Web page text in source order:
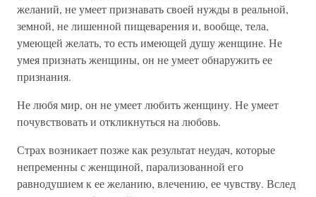
желаний, не умеет признавать своей нужды в реальной,
земной, не лишенной пищеварения и, вообще, тела,
умеющей желать, то есть имеющей душу женщине. Не
умея признать женщины, он не умеет обнаружить ее
признания.
Не любя мир, он не умеет любить женщину. Не умеет
почувствовать и откликнуться на любовь.
Страх возникает позже как результат неудач, которые
непременны с женщиной, парализованной его
равнодушием к ее желанию, влечению, ее чувству. Вслед